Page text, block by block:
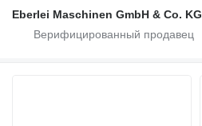
Eberlei Maschinen GmbH & Co. KG